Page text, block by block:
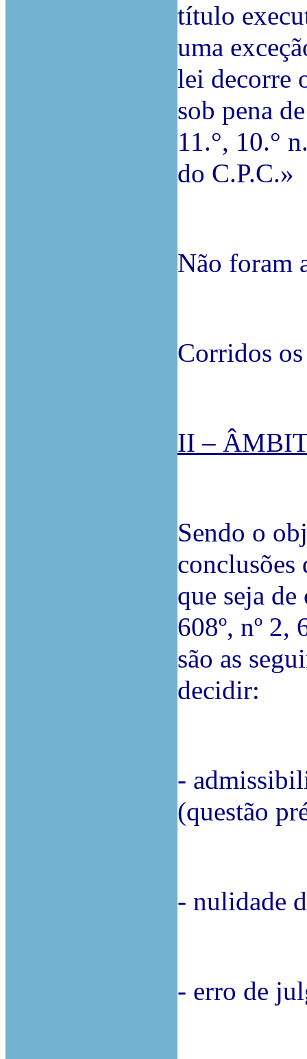
título
uma
lei decorre
sob pena
11.°, 10.°
do C.P.C.»
Não foram
Corridos
II –
Sendo o
conclusões
que seja
608º, nº 2,
são as
decidir:
-
(questão
- nulidade
- erro de